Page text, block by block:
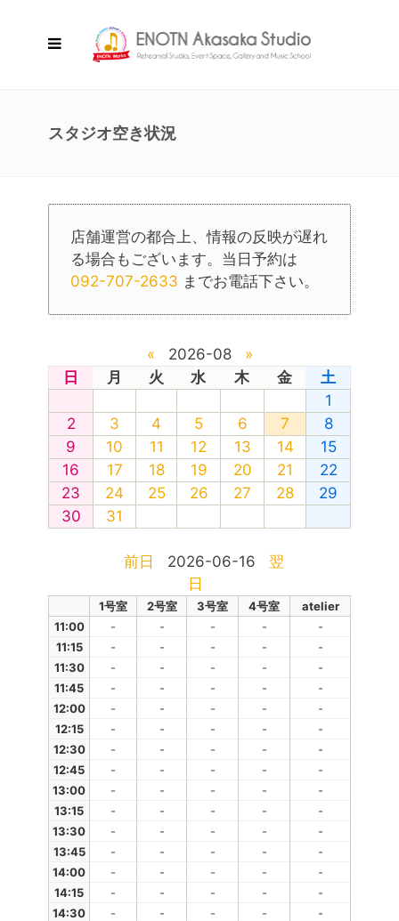
スタジオ空き状況
店舗運営の都合上、情報の反映が遅れ
る場合もございます。当日予約は
092-707-2633 までお電話下さい。
« 2026-08
»
日
月 火 水 木 金
土
1
2
3 4 5 6 7
8
9
10 11 12 13 14
15
16
17 18 19 20 21
22
23
24 25 26 27 28
29
30
31
前日 2026-06-16
翌
日
1号室 2号室 3号室 4号室
atelier
11:00
- - - -
-
11:15
- - - -
-
11:30
- - - -
-
11:45
- - - -
-
12:00
- - - -
-
12:15
- - - -
-
12:30
- - - -
-
12:45
- - - -
-
13:00
- - - -
-
13:15
- - - -
-
13:30
- - - -
-
13:45
- - - -
-
14:00
- - - -
-
14:15
- - - -
-
14:30
- - - -
-